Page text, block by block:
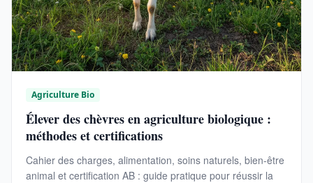
Agriculture Bio
Élever des chèvres en agriculture biologique :
méthodes et certifications
Cahier des charges, alimentation, soins naturels, bien-être
animal et certification AB : guide pratique pour réussir la